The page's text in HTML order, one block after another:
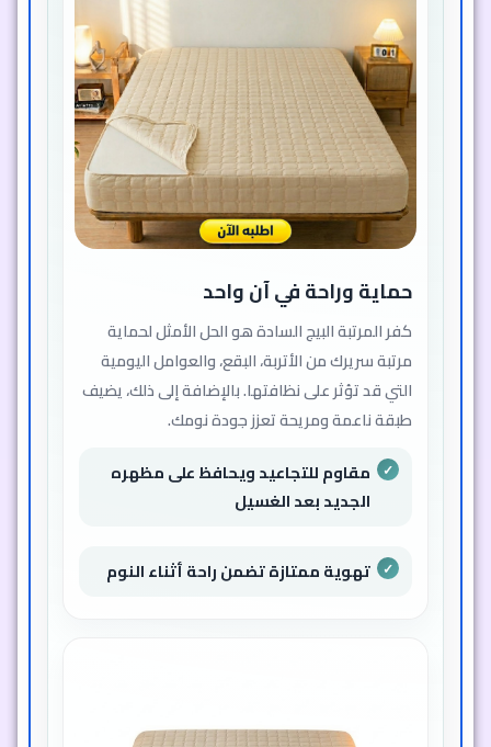
حماية وراحة في آن واحد
كفر المرتبة البيج السادة هو الحل الأمثل لحماية
مرتبة سريرك من الأتربة، البقع، والعوامل اليومية
التي قد تؤثر على نظافتها. بالإضافة إلى ذلك، يضيف
طبقة ناعمة ومريحة تعزز جودة نومك.
مقاوم للتجاعيد ويحافظ على مظهره
الجديد بعد الغسيل
تهوية ممتازة تضمن راحة أثناء النوم